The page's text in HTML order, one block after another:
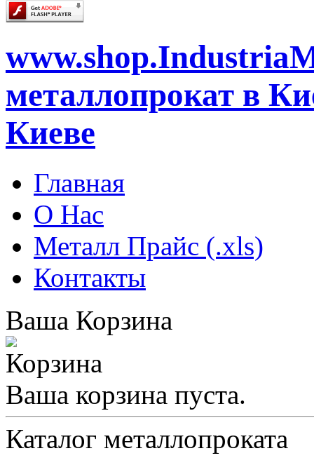
металлопрокат в
Киеве
Главная
О Нас
Металл Прайс (.xls)
Контакты
Ваша Корзина
Ваша корзина пуста.
Каталог металлопроката